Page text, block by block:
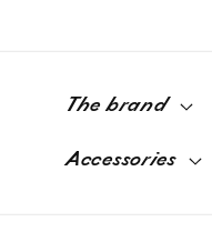
The brand
Accessories